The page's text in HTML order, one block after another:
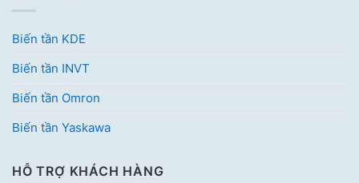
Biến tần KDE
Biến tần INVT
Biến tần Omron
Biến tần Yaskawa
HỖ TRỢ KHÁCH HÀNG